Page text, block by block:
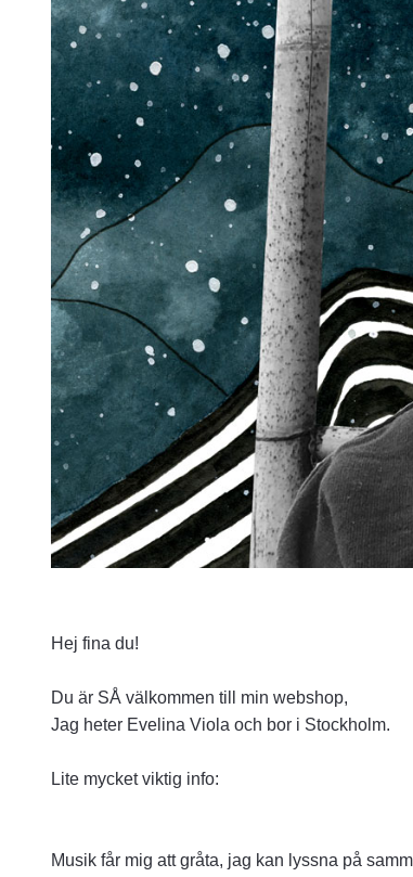
Hej fina du!
Du är SÅ välkommen till min webshop,
Jag heter Evelina Viola och bor i Stockholm.
Lite mycket viktig info:
Musik får mig att gråta, jag kan lyssna på